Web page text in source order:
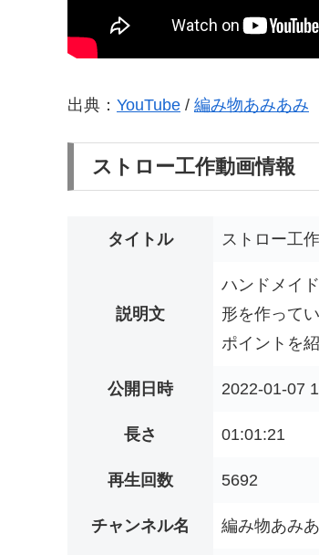
出典： YouTube / 編み物あみあみ
ストロー工作動画情報
タイトル ストロー工
説明文
ハンドメイ
形を作って
ポイントを
公開日時 2022-01-07
長さ 01:01:21
再生回数 5692
チャンネル名 編み物あみ